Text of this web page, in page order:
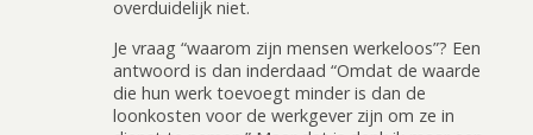
overduidelijk niet.
Je vraag “waarom zijn mensen werkeloos”? Een
antwoord is dan inderdaad “Omdat de waarde
die hun werk toevoegt minder is dan de
loonkosten voor de werkgever zijn om ze in